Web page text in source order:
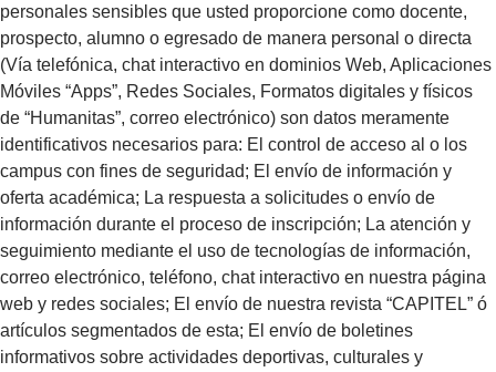
personales sensibles que usted proporcione como docente,
prospecto, alumno o egresado de manera personal o directa
(Vía telefónica, chat interactivo en dominios Web, Aplicaciones
Móviles “Apps”, Redes Sociales, Formatos digitales y físicos
de “Humanitas”, correo electrónico) son datos meramente
identificativos necesarios para: El control de acceso al o los
campus con fines de seguridad; El envío de información y
oferta académica; La respuesta a solicitudes o envío de
información durante el proceso de inscripción; La atención y
seguimiento mediante el uso de tecnologías de información,
correo electrónico, teléfono, chat interactivo en nuestra página
web y redes sociales; El envío de nuestra revista “CAPITEL” ó
artículos segmentados de esta; El envío de boletines
informativos sobre actividades deportivas, culturales y